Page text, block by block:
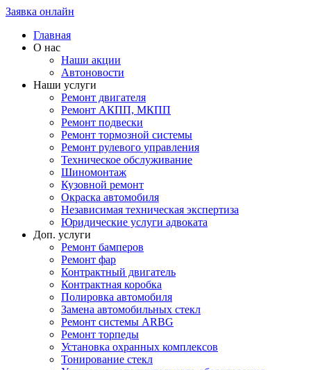
Заявка онлайн
Главная
О нас
Наши акции
Автоновости
Наши услуги
Ремонт двигателя
Ремонт АКПП, МКПП
Ремонт подвески
Ремонт тормозной системы
Ремонт рулевого управления
Техническое обслуживание
Шиномонтаж
Кузовной ремонт
Окраска автомобиля
Независимая техническая экспертиза
Юридические услуги адвоката
Доп. услуги
Ремонт бамперов
Ремонт фар
Контрактный двигатель
Контрактная коробка
Полировка автомобиля
Замена автомобильных стекл
Ремонт системы ARBG
Ремонт торпеды
Установка охранных комплексов
Тонирование стекл